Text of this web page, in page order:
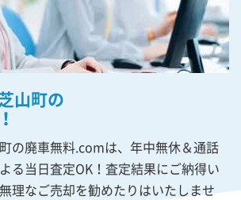
山町の
の廃車無料.comは、年中無休＆通話
る当日査定OK！査定結果にご納得い
理なご売却を勧めたりはいたしませ